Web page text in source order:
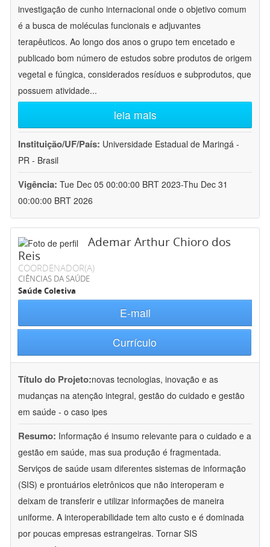
investigação de cunho internacional onde o objetivo comum
é a busca de moléculas funcionais e adjuvantes
terapêuticos. Ao longo dos anos o grupo tem encetado e
publicado bom número de estudos sobre produtos de origem
vegetal e fúngica, considerados resíduos e subprodutos, que
possuem atividade...
leia mais
Instituição/UF/País: Universidade Estadual de Maringá -
PR - Brasil
Vigência: Tue Dec 05 00:00:00 BRT 2023-Thu Dec 31
00:00:00 BRT 2026
Ademar Arthur Chioro dos
Reis
COORDENADOR(A)
CIÊNCIAS DA SAÚDE
Saúde Coletiva
E-mail
Currículo
Título do Projeto:novas tecnologias, inovação e as
mudanças na atenção integral, gestão do cuidado e gestão
em saúde - o caso ipes
Resumo: Informação é insumo relevante para o cuidado e a
gestão em saúde, mas sua produção é fragmentada.
Serviços de saúde usam diferentes sistemas de informação
(SIS) e prontuários eletrônicos que não interoperam e
deixam de transferir e utilizar informações de maneira
uniforme. A interoperabilidade tem alto custo e é dominada
por poucas empresas estrangeiras. Tornar SIS